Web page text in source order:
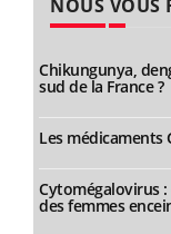
NOUS VOUS
Chikungunya,
sud de la France ?
Les médicaments
Cytomégalovirus :
des femmes